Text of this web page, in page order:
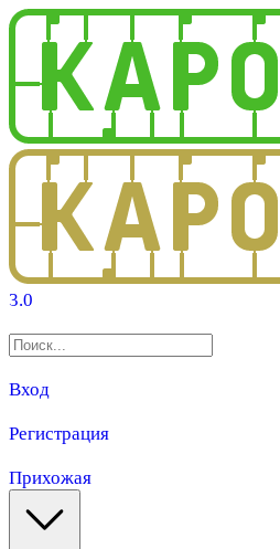
3.0
Вход
Регистрация
Прихожая